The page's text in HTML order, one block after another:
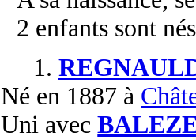
2 enfants sont
1.
Né en 1887 à
Uni avec